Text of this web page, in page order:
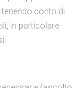
conto di
in particolare